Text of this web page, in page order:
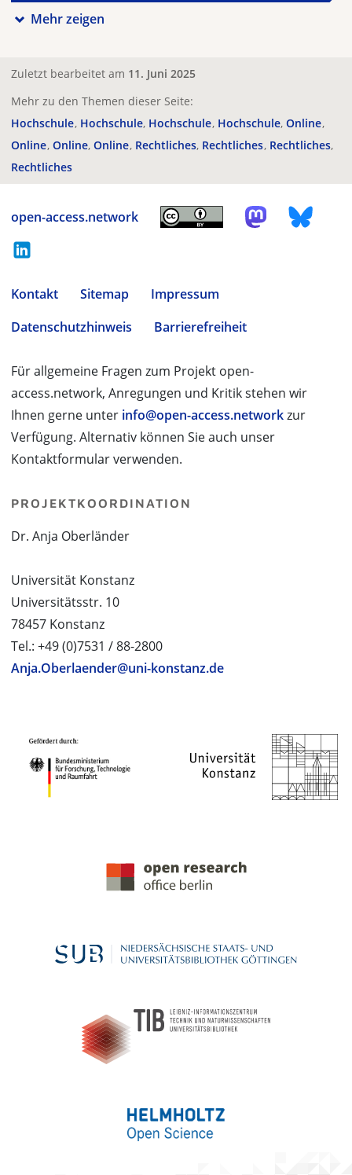
Mehr zeigen
Zuletzt bearbeitet am 11. Juni 2025
Mehr zu den Themen dieser Seite:
Hochschule Hochschule Hochschule Hochschule Online
Online Online Online Rechtliches Rechtliches Rechtliches
Rechtliches
open-access.network
Kontakt Sitemap
Impressum
Datenschutzhinweis
Barrierefreiheit
Für allgemeine Fragen zum Projekt open-
access.network, Anregungen und Kritik stehen wir
Ihnen gerne unter info@open-access.networkzur
Verfügung. Alternativ können Sie auch unser
Kontaktformular verwenden.
PROJEKTKOORDINATION
Dr. Anja Oberländer
Universität Konstanz
Universitätsstr. 10
78457 Konstanz
Tel.: +49 (0)7531 / 88-2800
Anja.Oberlaender@uni-konstanz.de